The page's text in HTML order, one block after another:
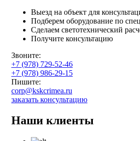
Выезд на объект для
Подберем оборудование по
Сделаем светотехнический
Получите консультацию
Звоните:
+7 (978) 729-52-46
+7 (978) 986-29-15
Пишите:
corp@kskcrimea.ru
заказать консультацию
Наши клиенты